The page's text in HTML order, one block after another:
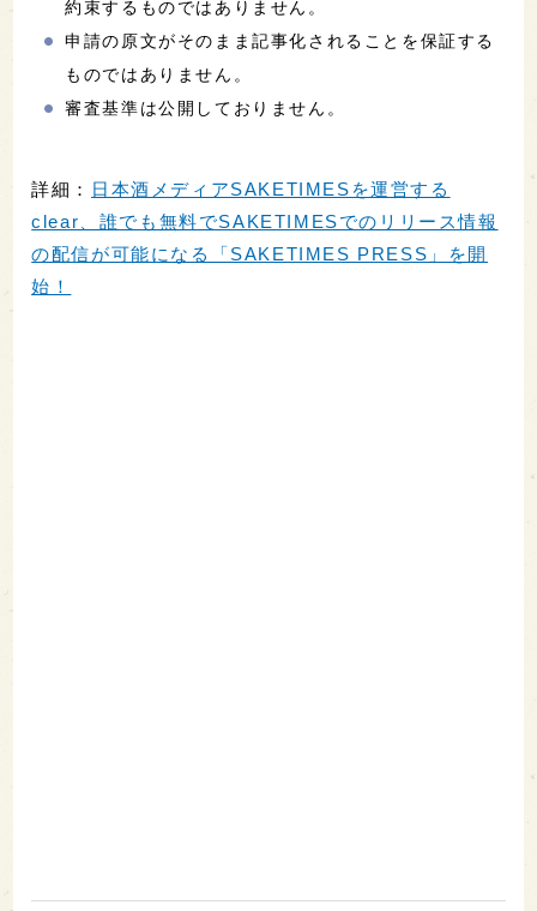
約束するものではありません。
申請の原文がそのまま記事化されることを保証する
ものではありません。
審査基準は公開しておりません。
詳細：
日本酒メディアSAKETIMESを運営する
clear、誰でも無料でSAKETIMESでのリリース情報
の配信が可能になる「SAKETIMES PRESS」を開
始！